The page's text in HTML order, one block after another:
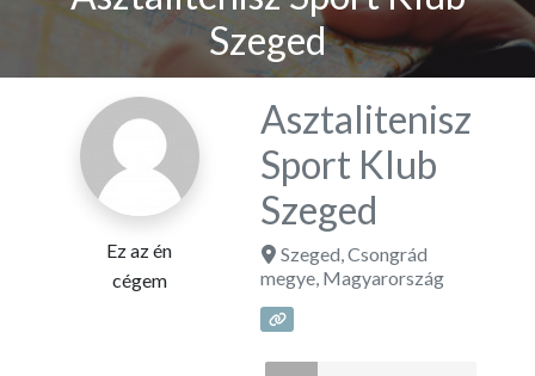
Szeged
Ez az én
cégem
Asztalitenisz
Sport Klub
Szeged
Szeged,Csongrád
megye, Magyarország